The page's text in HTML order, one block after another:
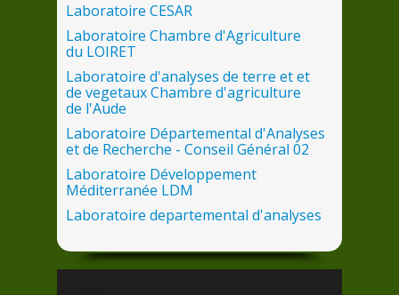
Laboratoire CESAR
Laboratoire Chambre d'Agriculture
du LOIRET
Laboratoire d'analyses de terre et et
de vegetaux Chambre d'agriculture
de l'Aude
Laboratoire Départemental d'Analyses
etde Recherche - Conseil Général 02
Laboratoire Développement
Méditerranée LDM
Laboratoire departemental d'analyses
Laboratoire LARCA Chambre Régionale
d'AgriculturedesPaysdeLoire